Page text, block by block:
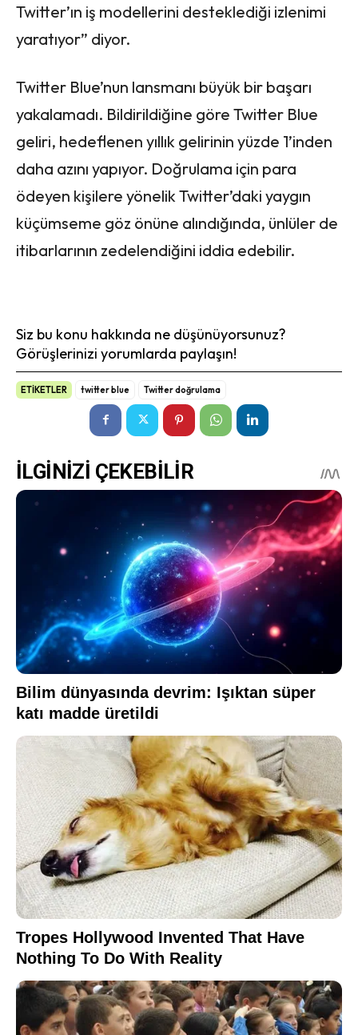
Twitter’ın iş modellerini desteklediği izlenimi
yaratıyor” diyor.
Twitter Blue’nun lansmanı büyük bir başarı
yakalamadı. Bildirildiğine göre Twitter Blue
geliri, hedeflenen yıllık gelirinin yüzde 1’inden
daha azını yapıyor. Doğrulama için para
ödeyen kişilere yönelik Twitter’daki yaygın
küçümseme göz önüne alındığında, ünlüler de
itibarlarının zedelendiğini iddia edebilir.
Siz bu konu hakkında ne düşünüyorsunuz?
Görüşlerinizi yorumlarda paylaşın!
ETİKETLER twitter blue Twitter doğrulama